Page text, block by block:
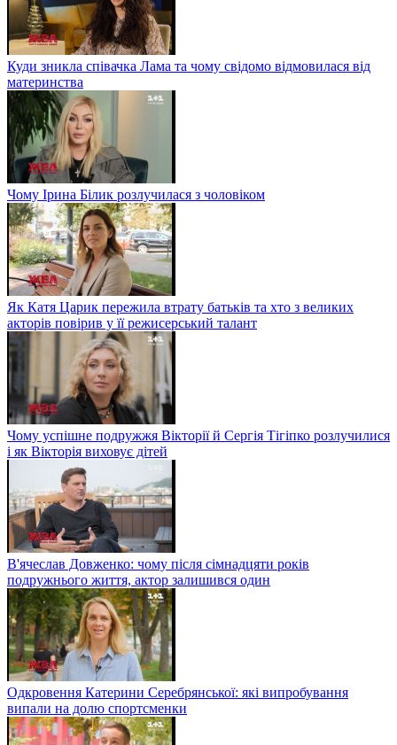
Куди зникла співачка Лама та чому свідомо відмовилася від
материнства
Чому Ірина Білик розлучилася з чоловіком
Як Катя Царик пережила втрату батьків та хто з великих
акторів повірив у її режисерський талант
Чому успішне подружжя Вікторії й Сергія Тігіпко розлучилися
і як Вікторія виховує дітей
В'ячеслав Довженко: чому після сімнадцяти років
подружнього життя, актор залишився один
Одкровення Катерини Серебрянської: які випробування
випали на долю спортсменки